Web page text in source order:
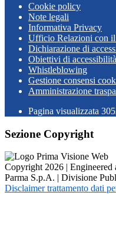
Cookie policy
Note legali
Informativa Privacy
Ufficio Relazioni con
Dichiarazione di
Obiettivi di accessibilità
Whistleblowing
Gestione consensi
Amministrazione
Pagina visualizzata
Sezione Copyright
Copyright 2026 |
Parma S.p.A. | Divisione
Disclaimer trattamento dati